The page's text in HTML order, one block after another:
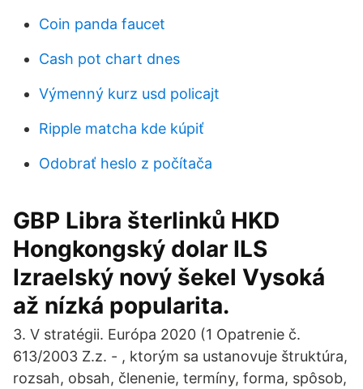
Coin panda faucet
Cash pot chart dnes
Výmenný kurz usd policajt
Ripple matcha kde kúpiť
Odobrať heslo z počítača
GBP Libra šterlinků HKD
Hongkongský dolar ILS
Izraelský nový šekel Vysoká
až nízká popularita.
3. V stratégii. Európa 2020 (1 Opatrenie č.
613/2003 Z.z. - , ktorým sa ustanovuje štruktúra,
rozsah, obsah, členenie, termíny, forma, spôsob,